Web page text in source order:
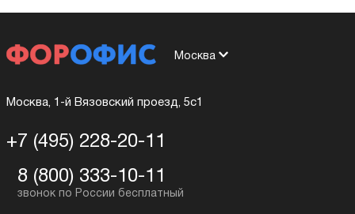
Москва
Москва, 1-й Вязовский проезд, 5с1
+7 (495) 228-20-11
8 (800) 333-10-11